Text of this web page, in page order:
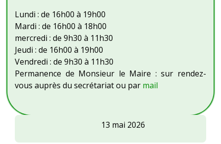
Lundi : de 16h00 à 19h00
Mardi : de 16h00 à 18h00
mercredi : de 9h30 à 11h30
Jeudi : de 16h00 à 19h00
Vendredi : de 9h30 à 11h30
Permanence de Monsieur le Maire : sur rendez-
vous auprès du secrétariat ou par mail
ABAC
13 mai 2026